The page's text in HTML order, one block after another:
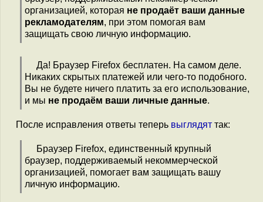
организацией, которая не продаёт ваши данные
рекламодателям, при этом помогая вам
защищать свою личную информацию.
Да! Браузер Firefox бесплатен. На самом деле.
Никаких скрытых платежей или чего-то подобного.
Вы не будете ничего платить за его использование,
и мы не продаём ваши личные данные.
После исправления ответы теперь выглядят так:
Браузер Firefox, единственный крупный
браузер, поддерживаемый некоммерческой
организацией, помогает вам защищать вашу
личную информацию.